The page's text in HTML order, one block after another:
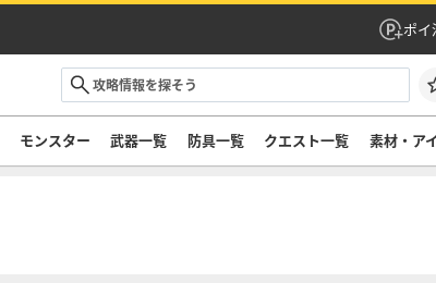
ポイ
モンスター 武器一覧 防具一覧 クエスト一覧 素材・ア